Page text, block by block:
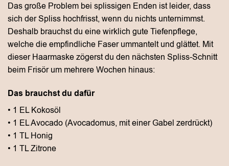
Das große Problem bei splissigen Enden ist leider, dass
sich der Spliss hochfrisst, wenn du nichts unternimmst.
Deshalb brauchst du eine wirklich gute Tiefenpflege,
welche die empfindliche Faser ummantelt und glättet. Mit
dieser Haarmaske zögerst du den nächsten Spliss-Schnitt
beim Frisör um mehrere Wochen hinaus:
Das brauchst du dafür
• 1 EL Kokosöl
• 1 EL Avocado (Avocadomus, mit einer Gabel zerdrückt)
• 1 TL Honig
• 1 TL Zitrone